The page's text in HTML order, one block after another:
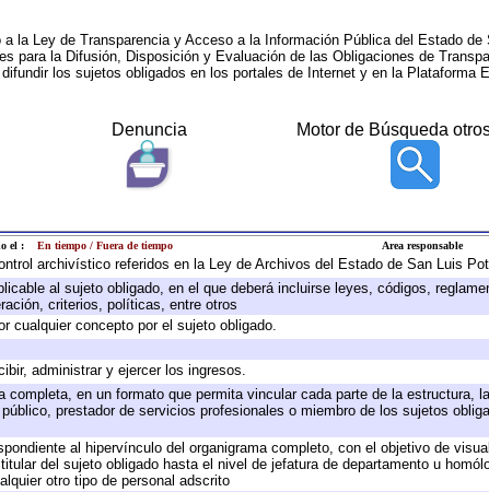
a la Ley de Transparencia y Acceso a la Información Pública del Estado
para la Difusión, Disposición y Evaluación de las Obligaciones de
los sujetos obligados en los portales de Internet y en la Plataforma
Denuncia Motor de Búsqueda
el : En tiempo / Fuera de tiempo Area responsable
archivístico referidos en la Ley de Archivos del Estado de San Luis
al sujeto obligado, en el que deberá incluirse leyes, códigos,
criterios, políticas, entre otros
cualquier concepto por el sujeto obligado.
administrar y ejercer los ingresos.
completa, en un formato que permita vincular cada parte de la estructura,
prestador de servicios profesionales o miembro de los sujetos
al hipervínculo del organigrama completo, con el objetivo de
del sujeto obligado hasta el nivel de jefatura de departamento u
otro tipo de personal adscrito